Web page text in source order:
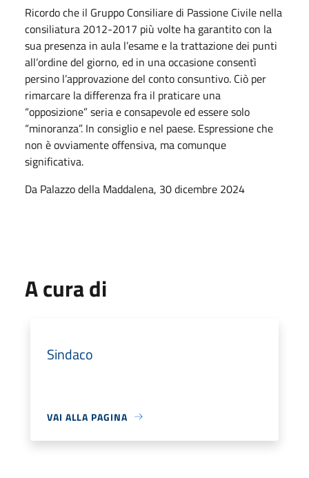
Ricordo che il Gruppo Consiliare di Passione Civile nella
consiliatura 2012-2017 più volte ha garantito con la
sua presenza in aula l’esame e la trattazione dei punti
all’ordine del giorno, ed in una occasione consentì
persino l’approvazione del conto consuntivo. Ciò per
rimarcare la differenza fra il praticare una
“opposizione” seria e consapevole ed essere solo
“minoranza”. In consiglio e nel paese. Espressione che
non è ovviamente offensiva, ma comunque
significativa.
Da Palazzo della Maddalena, 30 dicembre 2024
A cura di
Sindaco
VAI ALLA PAGINA